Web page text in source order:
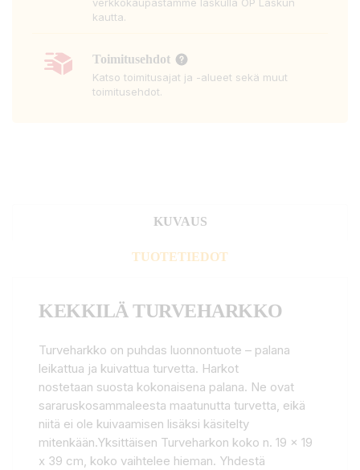
kautta.
Toimitusehdot
Katso toimitusajat ja -alueet sekä muut
toimitusehdot.
KUVAUS
TUOTETIEDOT
KEKKILÄ TURVEHARKKO
Turveharkko on puhdas luonnontuote – palana
leikattua ja kuivattua turvetta. Harkot
nostetaan suosta kokonaisena palana. Ne ovat
sararuskosammaleesta maatunutta turvetta, eikä
niitä ei ole kuivaamisen lisäksi käsitelty
mitenkään.Yksittäisen Turveharkon koko n. 19 x 19
x 39 cm, koko vaihtelee hieman. Yhdestä